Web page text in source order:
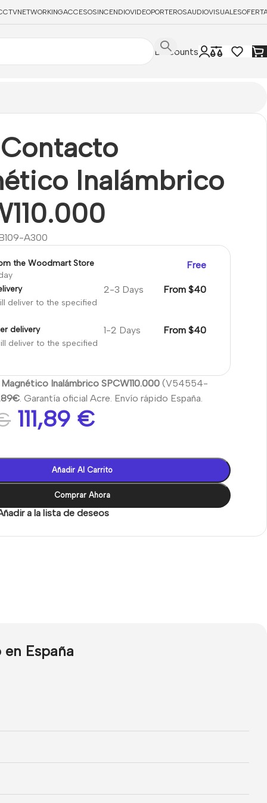
NETWORKINGACCESOSINCENDIOVIDEOPORTEROSAUDIOVISUALES
Discounts
Inalámbrico
A300
the Woodmart Store
Free
deliver to the specified
2-3 Days From $40
delivery
deliver to the specified
1-2 Days From $40
Inalámbrico SPCW110.000 (V54554-
. Garantía oficial Acre. Envío rápido España.
111,89 €
Añadir Al Carrito
Comprar Ahora
a la lista de deseos
España